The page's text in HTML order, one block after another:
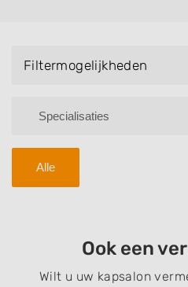
Filtermogelijkheden
Alle
Ook een
Wilt u uw kapsalon